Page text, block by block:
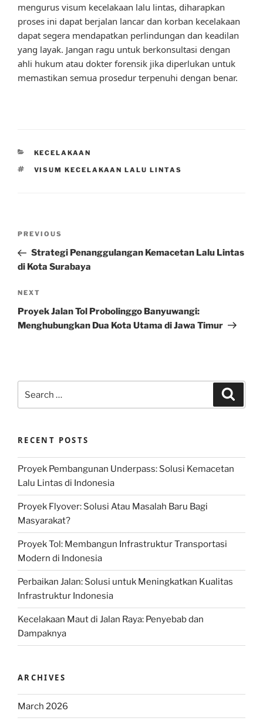
mengurus visum kecelakaan lalu lintas, diharapkan
proses ini dapat berjalan lancar dan korban kecelakaan
dapat segera mendapatkan perlindungan dan keadilan
yang layak. Jangan ragu untuk berkonsultasi dengan
ahli hukum atau dokter forensik jika diperlukan untuk
memastikan semua prosedur terpenuhi dengan benar.
CATEGORIES
KECELAKAAN
TAGS
VISUM KECELAKAAN LALU LINTAS
Previous
Post
PREVIOUS
Strategi Penanggulangan Kemacetan Lalu Lintas
di Kota Surabaya
Next
Post
NEXT
Proyek Jalan Tol Probolinggo Banyuwangi:
Menghubungkan Dua Kota Utama di Jawa Timur
for:
RECENT POSTS
Proyek Pembangunan Underpass: Solusi Kemacetan
Lalu Lintas di Indonesia
Proyek Flyover: Solusi Atau Masalah Baru Bagi
Masyarakat?
Proyek Tol: Membangun Infrastruktur Transportasi
Modern di Indonesia
Perbaikan Jalan: Solusi untuk Meningkatkan Kualitas
Infrastruktur Indonesia
Kecelakaan Maut di Jalan Raya: Penyebab dan
Dampaknya
ARCHIVES
March 2026